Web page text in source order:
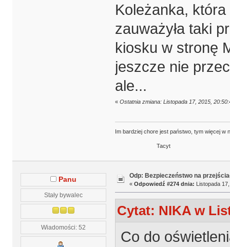
Koleżanka,
zauważyła taki
kiosku w stronę
jeszcze nie
ale...
« Ostatnia zmiana: Listopada 17, 2015,
Im bardziej chore jest państwo, tym więcej w
Tacyt
Panu
Stały bywalec
Wiadomości: 52
Odp: Bezpieczeństwo na
« Odpowiedź #274 dnia: Listopada
Cytat: NIKA w
Co do